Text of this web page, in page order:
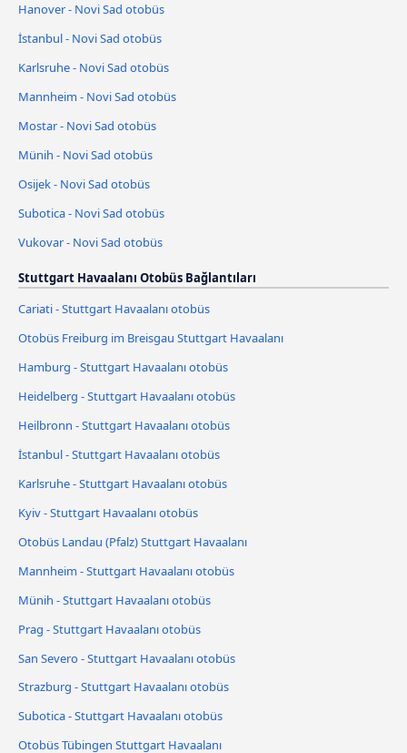
Hanover - Novi Sad otobüs
İstanbul - Novi Sad otobüs
Karlsruhe - Novi Sad otobüs
Mannheim - Novi Sad otobüs
Mostar - Novi Sad otobüs
Münih - Novi Sad otobüs
Osijek - Novi Sad otobüs
Subotica - Novi Sad otobüs
Vukovar - Novi Sad otobüs
Stuttgart Havaalanı Otobüs Bağlantıları
Cariati - Stuttgart Havaalanı otobüs
Otobüs Freiburg im Breisgau Stuttgart Havaalanı
Hamburg - Stuttgart Havaalanı otobüs
Heidelberg - Stuttgart Havaalanı otobüs
Heilbronn - Stuttgart Havaalanı otobüs
İstanbul - Stuttgart Havaalanı otobüs
Karlsruhe - Stuttgart Havaalanı otobüs
Kyiv - Stuttgart Havaalanı otobüs
Otobüs Landau (Pfalz) Stuttgart Havaalanı
Mannheim - Stuttgart Havaalanı otobüs
Münih - Stuttgart Havaalanı otobüs
Prag - Stuttgart Havaalanı otobüs
San Severo - Stuttgart Havaalanı otobüs
Strazburg - Stuttgart Havaalanı otobüs
Subotica - Stuttgart Havaalanı otobüs
Otobüs Tübingen Stuttgart Havaalanı